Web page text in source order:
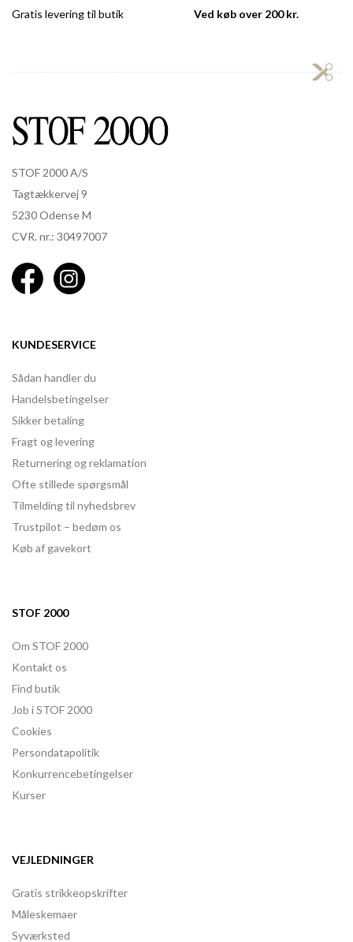
Gratis levering til butik
Ved køb over 200 kr.
STOF 2000 A/S
Tagtækkervej 9
5230 Odense M
CVR. nr.: 30497007
KUNDESERVICE
Sådan handler du
Handelsbetingelser
Sikker betaling
Fragt og levering
Returnering og reklamation
Ofte stillede spørgsmål
Tilmelding til nyhedsbrev
Trustpilot – bedøm os
Køb af gavekort
STOF 2000
Om STOF 2000
Kontakt os
Find butik
Job i STOF 2000
Cookies
Persondatapolitik
Konkurrencebetingelser
Kurser
VEJLEDNINGER
Gratis strikkeopskrifter
Måleskemaer
Syværksted